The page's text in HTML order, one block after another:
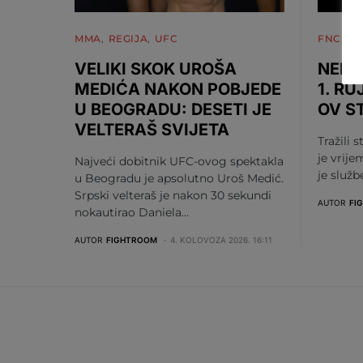
MMA REGIJA UFC
VELIKI SKOK UROŠA
MEDIĆA NAKON POBJEDE
U BEOGRADU: DESETI JE
VELTERAŠ SVIJETA
Najveći dobitnik UFC-ovog spektakla
u Beogradu je apsolutno Uroš Medić.
Srpski velteraš je nakon 30 sekundi
nokautirao Daniela…
AUTOR FIGHTROOM 4. KOLOVOZA 2026. 16:11
FNC
1.
OV
Tražili
je
je
AUTOR